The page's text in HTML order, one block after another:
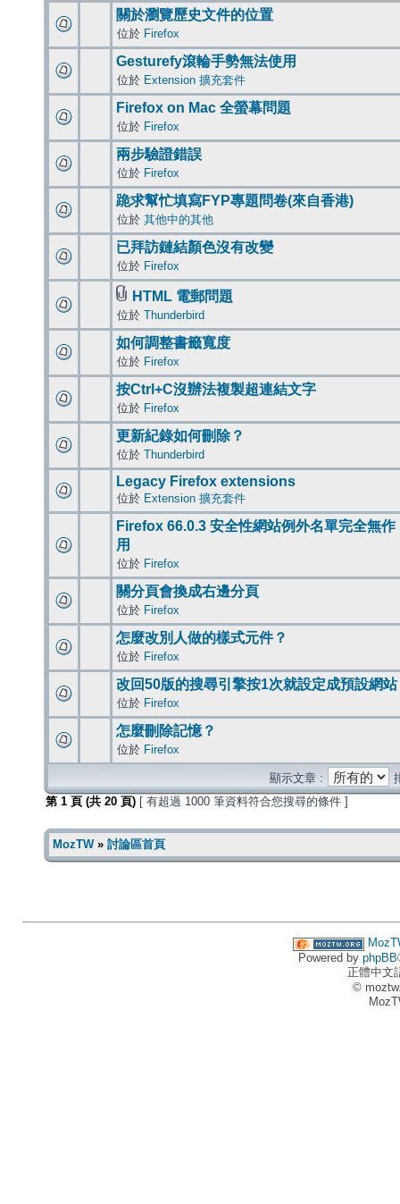
關於瀏覽歷史文件的位置
位於 Firefox
Gesturefy滾輪手勢無法使用
位於 Extension 擴充套件
Firefox on Mac 全螢幕問題
位於 Firefox
兩步驗證錯誤
位於 Firefox
跪求幫忙填寫FYP專題問卷(來自香港)
位於 其他中的其他
已拜訪鏈結顏色沒有改變
位於 Firefox
HTML 電郵問題
位於 Thunderbird
如何調整書籤寬度
位於 Firefox
按Ctrl+C沒辦法複製超連結文字
位於 Firefox
更新紀錄如何刪除？
位於 Thunderbird
Legacy Firefox extensions
位於 Extension 擴充套件
Firefox 66.0.3 安全性網站例外名單完全無作
用
位於 Firefox
關分頁會換成右邊分頁
位於 Firefox
怎麼改別人做的樣式元件？
位於 Firefox
改回50版的搜尋引擎按1次就設定成預設網站
位於 Firefox
怎麼刪除記憶？
位於 Firefox
顯示文章 :
第 1 頁 (共 20 頁) [ 有超過 1000 筆資料符合您搜尋的條件 ]
MozTW» 討論區首頁
Powered by phpBB
正體中文
©